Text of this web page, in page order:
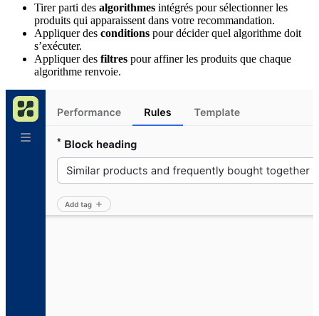
Tirer parti des algorithmes intégrés pour sélectionner les
produits qui apparaissent dans votre recommandation.
Appliquer des conditions pour décider quel algorithme doit
s’exécuter.
Appliquer des filtres pour affiner les produits que chaque
algorithme renvoie.